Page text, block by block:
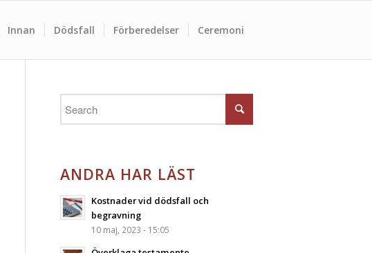
Innan Dödsfall Förberedelser Ceremoni
ANDRA HAR LÄST
Kostnader vid dödsfall och
begravning
10 maj, 2023 - 15:05